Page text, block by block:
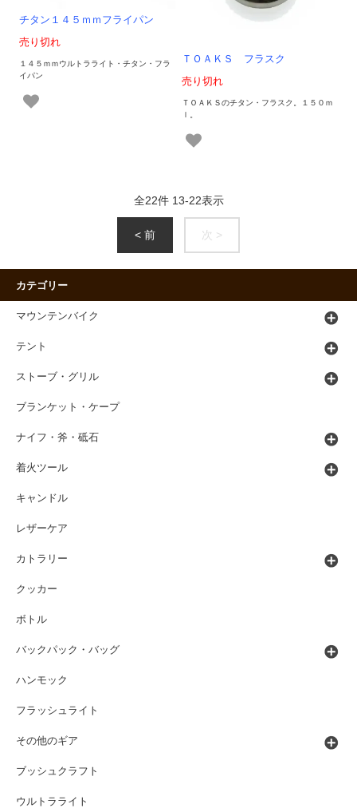
チタン１４５ｍｍフライパン
売り切れ
１４５ｍｍウルトラライト・チタン・フラ
イパン
ＴＯＡＫＳ フラスク
売り切れ
ＴＯＡＫＳのチタン・フラスク。１５０ｍ
ｌ。
全22件 13-22表示
< 前 次 >
カテゴリー
マウンテンバイク
テント
ストーブ・グリル
ブランケット・ケープ
ナイフ・斧・砥石
着火ツール
キャンドル
レザーケア
カトラリー
クッカー
ボトル
バックパック・バッグ
ハンモック
フラッシュライト
その他のギア
ブッシュクラフト
ウルトラライト